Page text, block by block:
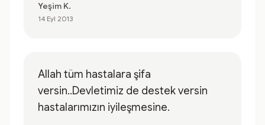
Yeşim K.
14 Eyl 2013
Allah tüm hastalara şifa
versin..Devletimiz de destek versin
hastalarımızın iyileşmesine.